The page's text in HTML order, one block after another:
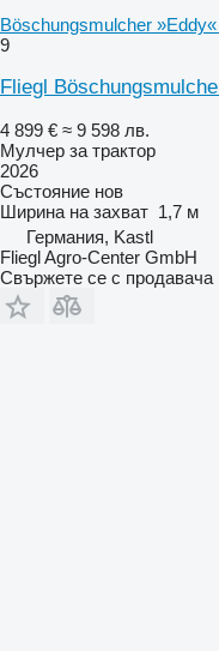
Böschungsmulcher
9
Fliegl
4 899 € ≈ 9 598 лв.
Мулчер за трактор
2026
Състояние нов
Ширина на захват 1,7 м
Германия, Kastl
Fliegl Agro-Center GmbH
Свържете се с продавача